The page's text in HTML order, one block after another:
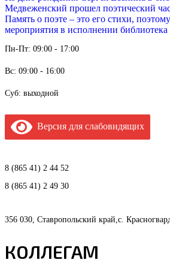
Медвеженский прошел поэтический
Память о поэте – это его стихи,
мероприятия в исполнении библиотека
Пн-Пт: 09:00 - 17:00
Вс: 09:00 - 16:00
Суб: выходной
Версия для слабовидящих
8 (865 41) 2 44 52
8 (865 41) 2 49 30
356 030, Ставропольский край,с.
КОЛЛЕГАМ